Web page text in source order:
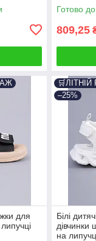
Готово
809,25
для
–25%
Білі
дівчинки
на